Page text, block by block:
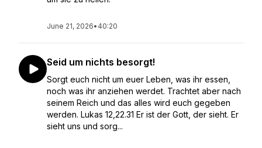
June 21, 2026• 40:20
Seid um nichts besorgt!
Sorgt euch nicht um euer Leben, was ihr essen,
noch was ihr anziehen werdet. Trachtet aber nach
seinem Reich und das alles wird euch gegeben
werden. Lukas 12,22.31 Er ist der Gott, der sieht. Er
sieht uns und sorg...